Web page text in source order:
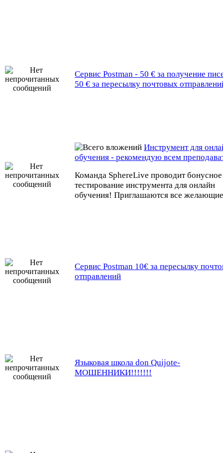
Сервис Postman - 50 € за получение
50 € за пересылку почтовых
Инструмент для
обучения - рекомендую всем
Команда SphereLive проводит бонусное
тестирование инструмента для онлайн
обучения! Приглашаются все
Сервис Postman 10€ за пересылку
отправлений
Языковая школа don Quijote-
МОШЕННИКИ!!!!!!!